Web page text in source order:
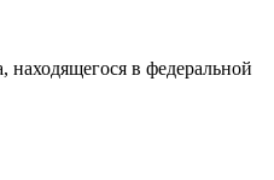
находящегося в федеральной